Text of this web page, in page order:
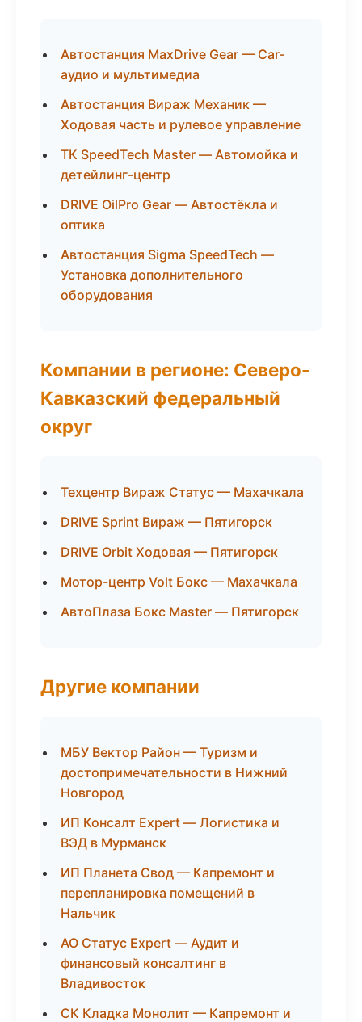
Автостанция MaxDrive Gear — Car-
аудио и мультимедиа
Автостанция Вираж Механик —
Ходовая часть и рулевое управление
ТК SpeedTech Master — Автомойка и
детейлинг-центр
DRIVE OilPro Gear — Автостёкла и
оптика
Автостанция Sigma SpeedTech —
Установка дополнительного
оборудования
Компании в регионе: Северо-
Кавказский федеральный
округ
Техцентр Вираж Статус — Махачкала
DRIVE Sprint Вираж — Пятигорск
DRIVE Orbit Ходовая — Пятигорск
Мотор-центр Volt Бокс — Махачкала
АвтоПлаза Бокс Master — Пятигорск
Другие компании
МБУ Вектор Район — Туризм и
достопримечательности в Нижний
Новгород
ИП Консалт Expert — Логистика и
ВЭД в Мурманск
ИП Планета Свод — Капремонт и
перепланировка помещений в
Нальчик
АО Статус Expert — Аудит и
финансовый консалтинг в
Владивосток
СК Кладка Монолит — Капремонт и